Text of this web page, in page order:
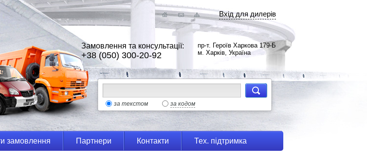
Вхід для дилерів
Замовлення та консультації:
+38 (050) 300-20-92
пр-т. Героїв Харкова 179-Б
м. Харків, Україна
за текстом за кодом
замовлення Партнери Контакти Тех. підтримка